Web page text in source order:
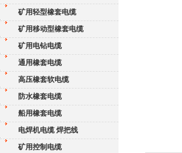
矿用轻型橡套电缆
矿用移动型橡套电缆
矿用电钻电缆
通用橡套电缆
高压橡套软电缆
防水橡套电缆
船用橡套电缆
电焊机电缆 焊把线
矿用控制电缆